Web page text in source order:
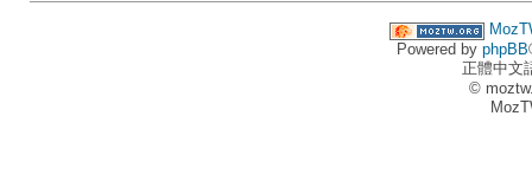
Powered by phpBB
正體中文
©